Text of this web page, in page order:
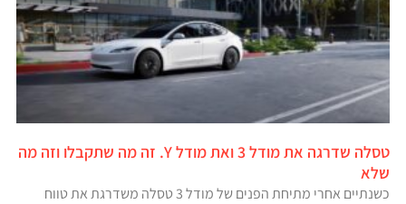
טסלה שדרגה את מודל 3 ואת מודל Y. זה מה שתקבלו וזה מה
שלא
כשנתיים אחרי מתיחת הפנים של מודל 3 טסלה משדרגת את טווח